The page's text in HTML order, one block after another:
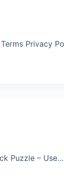
Privacy
Puzzle – Use…